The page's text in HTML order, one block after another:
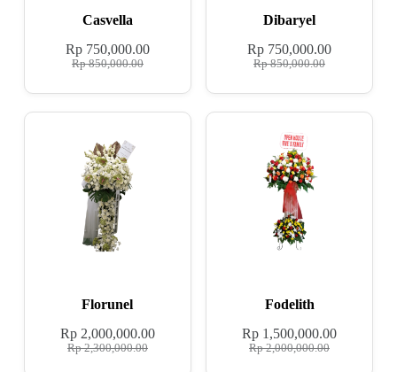
Casvella
Rp850,000.00
Rp750,000.00
Dibaryel
Rp850,000.00
Rp 750,000.00
Florunel
Rp2,300,000.00
Rp2,000,000.00
Fodelith
Rp2,000,000.00
Rp 1,500,000.00